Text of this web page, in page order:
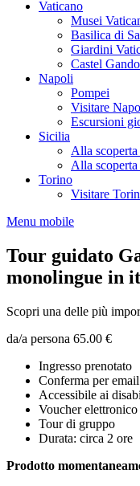
Vaticano
Musei
Basilica di
Giardini
Castel
Napoli
Pompei
Visitare
Escursioni
Sicilia
Alla
Alla
Torino
Visitare
Menu mobile
Tour guidato
monolingue in
Scopri una delle più
da/a persona 65.00 €
Ingresso prenotato
Conferma per email
Accessibile ai
Voucher elettronico
Tour di gruppo
Durata: circa 2 ore
Prodotto